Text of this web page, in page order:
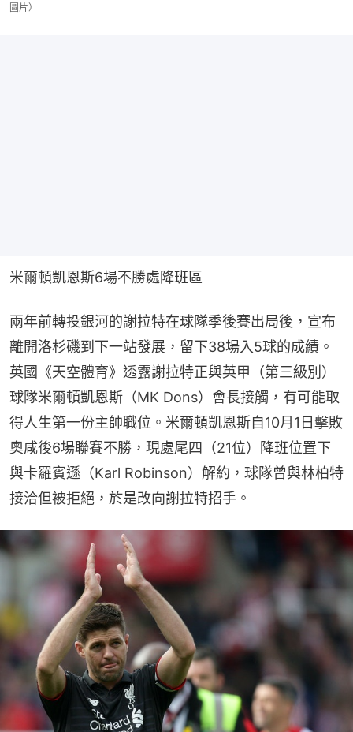
圖片）
米爾頓凱恩斯6場不勝處降班區
兩年前轉投銀河的謝拉特在球隊季後賽出局後，宣布
離開洛杉磯到下一站發展，留下38場入5球的成績。
英國《天空體育》透露謝拉特正與英甲（第三級別）
球隊米爾頓凱恩斯（MK Dons）會長接觸，有可能取
得人生第一份主帥職位。米爾頓凱恩斯自10月1日擊敗
奧咸後6場聯賽不勝，現處尾四（21位）降班位置下
與卡羅賓遜（Karl Robinson）解約，球隊曾與林柏特
接洽但被拒絕，於是改向謝拉特招手。